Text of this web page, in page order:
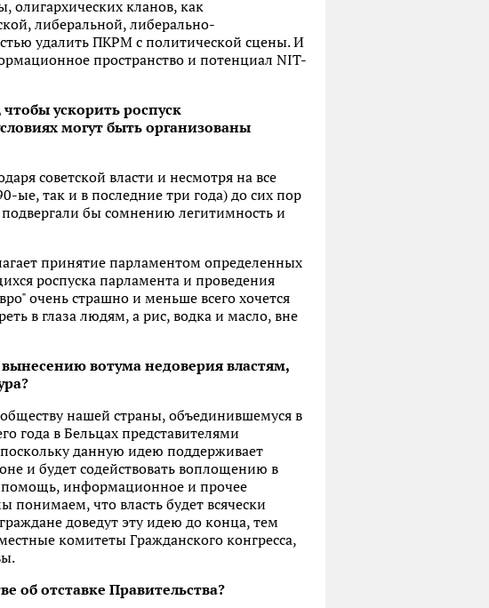
олигархических кланов, как
либеральной, либерально-
удалить ПКРМ с политической сцены. И
пространство и потенциал NIT-
ускорить роспуск
могут быть организованы
советской власти и несмотря на все
ые, так и в последние три года) до сих пор
бы сомнению легитимность и
принятие парламентом определенных
роспуска парламента и проведения
очень страшно и меньше всего хочется
в глаза людям, а рис, водка и масло, вне
вотума недоверия властям,
нашей страны, объединившемуся в
года в Бельцах представителями
данную идею поддерживает
и будет содействовать воплощению в
информационное и прочее
понимаем, что власть будет всячески
доведут эту идею до конца, тем
комитеты Гражданского конгресса,
об отставке Правительства?